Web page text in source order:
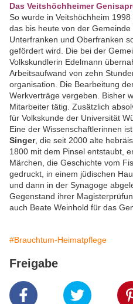
Das Veitshöchheimer
So wurde in Veitshöchheim
das bis heute von der
Unterfranken und Oberfranken
gefördert wird. Die bei der
Volkskundlerin Edelmann
Arbeitsaufwand von zehn
organisation. Die Bearbeitung
Werkverträge vergeben. Bisher
Mitarbeiter tätig. Zusätzlich
für Volkskunde der Universität
Eine der Wissenschaftlerinnen
Singer, die seit 2000 alte
1800 mit dem Pinsel entstaubt,
Märchen, die Geschichte vom
gedruckt, in einem jüdischen
und dann in der Synagoge
Gegenstand ihrer
auch Beate Weinhold für das
#Brauchtum-Heimatpflege
Freigabe